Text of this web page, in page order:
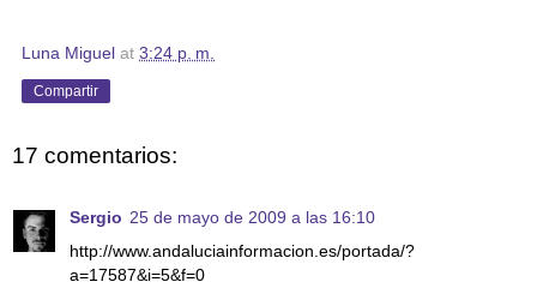
Luna Miguel at 3:24 p. m.
Compartir
17 comentarios:
Sergio 25 de mayo de 2009 a las 16:10
http://www.andaluciainformacion.es/portada/?
a=17587&i=5&f=0